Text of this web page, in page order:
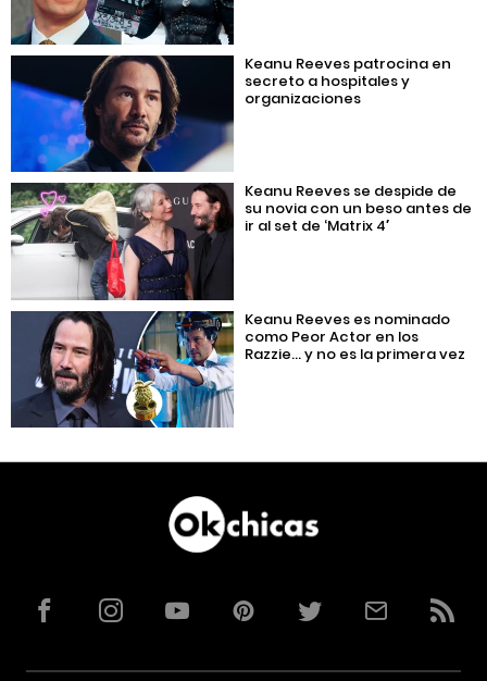
Keanu Reeves patrocina en
secreto a hospitales y
organizaciones
Keanu Reeves se despide de
su novia con un beso antes de
ir al set de ‘Matrix 4′
Keanu Reeves es nominado
como Peor Actor en los
Razzie… y no es la primera vez
FacebookInstagramYouTubePinterestTwitterCorreoRSS